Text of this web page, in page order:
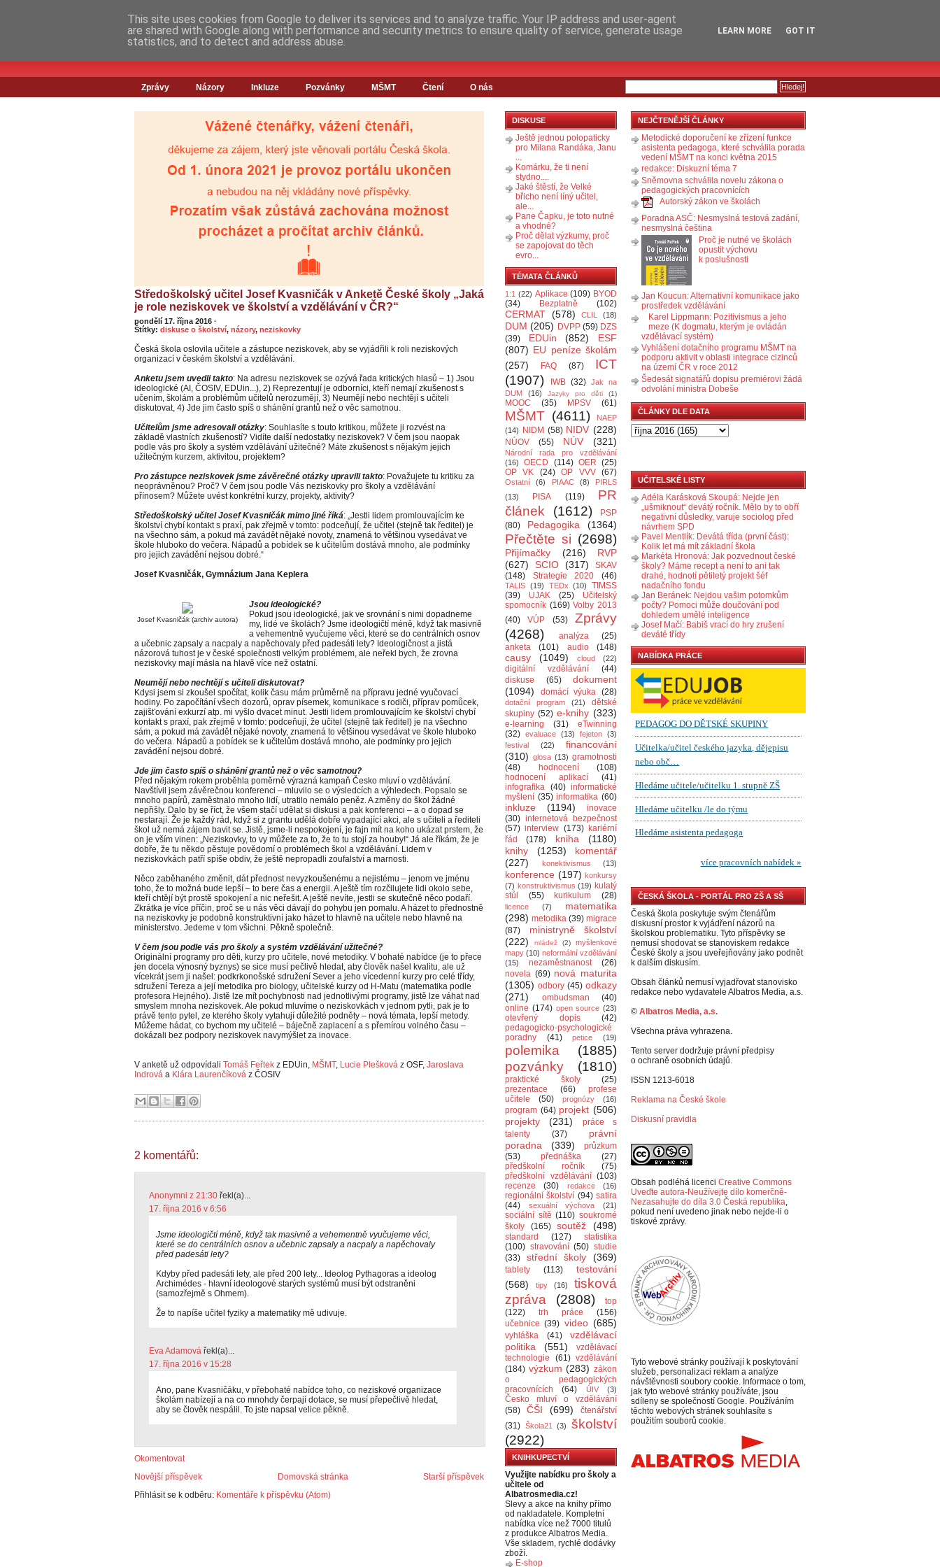
Zprávy Názory Inkluze Pozvánky MŠMT Čtení O nás
Středoškolský učitel Josef Kvasničák v Anketě České školy „Jaká
je role neziskovek ve školství a vzdělávání v ČR?“
pondělí 17. října 2016 ·
Štítky: diskuse o školství, názory, neziskovky
Česká škola oslovila učitele a zástupce neziskovek, aby se vyjádřili k roli neziskových
organizací v českém školství a vzdělávání.
Anketu jsem uvedli takto: Na adresu neziskovek se ozývá řada kritických hlasů – 1) Jsou
ideologické (AI, ČOSIV, EDUin...), 2) Reprezentují je odborníci, kteří nemají zkušenost s
učením, školám a problémům učitelů nerozumějí, 3) Neumějí nebo nechtějí s učiteli
diskutovat, 4) Jde jim často spíš o shánění grantů než o věc samotnou.
Učitelům jsme adresovali otázky: Souhlasíte s touto kritikou, můžete ji rozvést na
základě vlastních zkušeností? Vidíte další nedostatky neziskovek? V čem jsou naopak
podle vás pro školy a systém vzdělávání užitečné? Máte zkušenost s nějakým jejich
užitečným kurzem, aktivitou, projektem?
Pro zástupce neziskovek jsme závěrečné otázky upravili takto: Považujete tu kritiku za
neoprávněnou? Proč? V čem jsou podle Vás neziskovky pro školy a vzdělávání
přínosem? Můžete uvést konkrétní kurzy, projekty, aktivity?
Středoškolský učitel Josef Kvasničák mimo jiné říká: „Jestli lidem promlouvajícím ke
školství chybí kontakt s praxí, pak zřejmě v tomto: podceňují, že učitel (stejně tak ředitel) je
na všechno sám, a pokud má zavádět nějaké novoty, znamená to většinou vysedávat ve
škole hluboko do večera. Nápadů a pobídek se k učitelům dostává mnoho, ale podmínky
pro jejich zavádění nejsou dobré.“
Josef Kvasničák, Gymnázium Jana Keplera
Josef Kvasničák (archiv autora)
Jsou ideologické?
Pokud jsou ideologické, jak ve srovnání s nimi dopadneme
my, lidé ve školách? Jsme ideologičtí méně, když tak masivně
a vehementně vyučujeme věci, které se do centrálních osnov
a učebnic zapsaly a nacpaly a napěchovaly před padesáti lety? Ideologičnost a jistá
názorová tuhost je v české společnosti velkým problémem, ale neřekl bych, že zrovna
neziskovky mají másla na hlavě více než ostatní.
Neumějí nebo nechtějí s učiteli diskutovat?
Kdysi jsem si zkoušel spočítat, kolik času mám průměrně na přípravu jedné vyučovací
hodiny. Po započítání všech dozorů, oprav písemek, komunikace s rodiči, příprav pomůcek,
zajišťování exkurzí atp. mi vyšlo dvacet minut. Jestli lidem promlouvajícím ke školství chybí
kontakt s praxí, pak zřejmě v tomto: podceňují, že učitel (stejně tak ředitel) je na všechno
sám, a pokud má zavádět nějaké novoty, znamená to většinou vysedávat ve škole hluboko
do večera. Nápadů a pobídek se k učitelům dostává mnoho, ale podmínky pro jejich
zavádění nejsou dobré.
Jde jim často spíš o shánění grantů než o věc samotnou?
Před nějakým rokem proběhla poměrně výrazná kampaň Česko mluví o vzdělávání.
Navštívil jsem závěrečnou konferenci – mluvilo se o výsledcích a výhledech. Popsalo se
mnoho papírů, zaměstnalo mnoho lidí, utratilo nemálo peněz. A změny do škol žádné
nepřišly. Dalo by se říct, že všem stačí udělat si diskusi a pak konferenci – a o dopad se
nestarají. Že je každý rád, když si z grantu udělá dobře vypadající akci, ale s učiteli a řediteli
škol už nemá zájem bavit se. Jistě, jsme-li nespokojení, je fajn mít na koho ukázat prstem, že
on je vším vinen: „Neziskovky, to vy můžete za to, že to tu stojí za houby!“ Já ale říkám, že je
dobře, že tu někdo pěstuje povědomí o problémech škol a vzdělávání. Lidem v
neziskovkách patří spíše obdiv, že ještě nepropadli zoufalství a marnosti.
Něco zaběhaného změnit, dát přednost nevyzkoušenému a nejistému – jenom ve jménu
toho, že to možná bude lepší – to bere čas a energii. A ještě tím rozčilujete lidi okolo sebe,
kteří chtějí být prostě spokojení a nic neřešit. A ještě nevíte, jestli se skutečně něco podaří.
Zkrátka je více příčin, proč se u nás věci dávají do pohybu jen pomalu. A házet to přednostně
na neziskovky je podobně konstruktivní jako házet to hlavně na učitele nebo hlavně na
ministerstvo. Jedeme v tom všichni. Pěkně společně.
V čem jsou podle vás pro školy a systém vzdělávání užitečné?
Originální programy pro děti, kurzy pro učitele, nové metodiky. V bohaté nabídce (je to přece
jen docela výnosný byznys) se sice musí pečlivě hledat, aby člověk našel kvalitu, ale už
vícekrát jsem ji našel: podkrkonošské sdružení Sever a jeho vícedenní kurzy pro celé třídy,
sdružení Tereza a její metodika pro biology, učitelské kurzy od H-Matu (matematika podle
profesora Hejného). Jistě lze mít pochybnosti nad jednotlivými programy, jistě lze váhat nad
smyslem mnoha neziskovek. Ale pokud mluvíme o neziskovkách v jednom pytli, pak je to
právě tento pytel, ze kterého školy vytahují důležité podněty – nová témata, lepší metody.
Můžeme hádat, co bychom my učitelé – báječně zaplacení a s přemírou volného času –
dokázali bez podpory neziskovek navymýšlet za inovace.
V anketě už odpovídali Tomáš Feřtek z EDUin, MŠMT, Lucie Plešková z OSF, Jaroslava
Indrová a Klára Laurenčíková z ČOSIV
2 komentářů:
Anonymni z 21:30 řekl(a)...
17. října 2016 v 6:56
Jsme ideologičtí méně, když tak masivně a vehementně vyučujeme věci,
které se do centrálních osnov a učebnic zapsaly a nacpaly a napěchovaly
před padesáti lety?
Kdyby před padesáti lety, ale před 200 lety... Ideolog Pythagoras a ideolog
Archimédes - hlavní ideologové starých systémů musí být odstraněni
(samozřejmě s Ohmem).
Že to napíše učitel fyziky a matematiky mě udivuje.
Eva Adamová řekl(a)...
17. října 2016 v 15:28
Ano, pane Kvasničáku, v přebohaté nabídce toho, co neziskové organizace
školám nabízejí a na co mnohdy čerpají dotace, se musí přepečlivě hledat,
aby se člověk nespálil. To jste napsal velice pěkně.
Okomentovat
Novější příspěvek
Starší příspěvek
Domovská stránka
Přihlásit se k odběru: Komentáře k příspěvku (Atom)
DISKUSE
Ještě jednou polopaticky
pro Milana Randáka, Janu
...
Komárku, že ti není
stydno....
Jaké štěstí, že Velké
břicho není líný učitel,
ale...
Pane Čapku, je toto nutné
a vhodné?
Proč dělat výzkumy, proč
se zapojovat do těch
evro...
TÉMATA ČLÁNKŮ
1:1 (22) Aplikace (109) BYOD
(34)
Bezplatně (102)
CERMAT (578) CLIL (18)
DUM (205) DVPP (59) DZS
(39)
EDUin (852)
ESF
(807) EU peníze školám
(257)
FAQ (87)
ICT
(1907)
IWB (32) Jak na
DUM
(16) Jazyky pro děti (1)
MOOC (35) MPSV (61)
MŠMT (4611)
NAEP
(14)
NIDM (58) NIDV (228)
NÚOV (55) NÚV (321)
Národní rada pro vzdělávání
(16)
OECD (114) OER (25)
OP VK
(24) OP VVV (67)
Ostatní (6) PIAAC (8)
PIRLS
(13)
PISA (119)
PR
článek
(1612)
PSP
(80)
Pedagogika (1364)
Přečtěte si (2698)
Přijímačky (216)
RVP
(627)
SCIO (317)
SKAV
(148)
Strategie 2020 (46)
TALIS (19) TEDx (10)
TIMSS
(39)
UJAK (25)
Učitelský
spomocník (169) Volby 2013
(40)
VÚP (53)
Zprávy
(4268)
analýza
(25)
anketa
(101) audio (148)
causy (1049) cloud (22)
digitální vzdělávání
(44)
diskuse
(65)
dokument
(1094)
domácí výuka (28)
dotační program (21)
dětské
skupiny (52) e-knihy (323)
e-learning (31)
eTwinning
(32) evaluace (13) fejeton (3)
festival
(22)
financování
(310) glosa (13) gramotnosti
(48)
hodnocení
(108)
hodnocení aplikací
(41)
infografika (40) informatické
myšlení (35) informatika (60)
inkluze (1194)
inovace
(30) internetová bezpečnost
(57) interview (173) kariérní
řád
(178) kniha
(1180)
knihy
(1253)
komentář
(227)
konektivismus (13)
konference (197) konkursy
(7) konstruktivismus (19) kulatý
stůl
(55) kurikulum (28)
licence (7)
matematika
(298) metodika (39) migrace
(87)
ministryně školství
(222)
mládež (2)
myšlenkové
mapy (10) neformální vzdělávání
(15)
nezaměstnanost
(26)
novela (69) nová maturita
(1305) odbory (45) odkazy
(271)
ombudsman
(40)
online (174) open source (23)
otevřený dopis
(42)
pedagogicko-psychologické
poradny
(41) petice (19)
polemika
(1885)
pozvánky
(1810)
praktické školy
(25)
prezentace
(66)
profese
učitele
(50) prognózy (16)
program (64) projekt (506)
projekty
(231)
práce s
talenty
(37)
právní
poradna
(339)
průzkum
(53)
přednáška
(27)
předškolní ročník
(75)
předškolní vzdělávání (103)
recenze
(30) redakce (16)
regionální školství (94) satira
(44)
sexuální výchova (21)
sociální sítě (110) soukromé
školy
(165) soutěž (498)
standard (127)
statistika
(100) stravování (50) studie
(33)
střední školy (369)
tablety (113)
testování
(568)
tipy (16)
tisková
zpráva
(2808)
top
(122)
trh práce
(156)
učebnice (39) video (685)
vyhláška (41)
vzdělávací
politika
(551)
vzdělávací
technologie
(61) vzdělávání
(184) výzkum (283) zákon
o pedagogických
pracovnících
(64) ÚIV (3)
Česko mluví o vzdělávání
(58)
ČŠI (699)
čtenářství
(31) Škola21 (3)
školství
(2922)
KNIHKUPECTVÍ
Využijte nabídku pro školy a
učitele od
Albatrosmedia.cz!
Slevy a akce na knihy přímo
od nakladatele. Kompletní
nabídka více než 7000 titulů
z produkce Albatros Media.
Vše skladem, rychlé dodávky
zboží.
E-shop
NEJČTENĚJŠÍ ČLÁNKY
Metodické doporučení ke zřízení funkce
asistenta pedagoga, které schválila porada
vedení MŠMT na konci května 2015
redakce: Diskuzní téma 7
Sněmovna schválila novelu zákona o
pedagogických pracovnících
Autorský zákon ve školách
Poradna ASČ: Nesmyslná testová zadání,
nesmyslná čeština
Proč je nutné ve školách
opustit výchovu
k poslušnosti
Jan Koucun: Alternativní komunikace jako
prostředek vzdělávání
Karel Lippmann: Pozitivismus a jeho
meze (K dogmatu, kterým je ovládán
vzdělávací systém)
Vyhlášení dotačního programu MŠMT na
podporu aktivit v oblasti integrace cizinců
na území ČR v roce 2012
Šedesát signatářů dopisu premiérovi žádá
odvolání ministra Dobeše
ČLÁNKY DLE DATA
UČITELSKÉ LISTY
Adéla Karásková Skoupá: Nejde jen
„ušmiknout“ devátý ročník. Mělo by to obří
negativní důsledky, varuje sociolog před
návrhem SPD
Pavel Mentlík: Devátá třída (první část):
Kolik let má mít základní škola
Markéta Hronová: Jak pozvednout české
školy? Máme recept a není to ani tak
drahé, hodnotí pětiletý projekt šéf
nadačního fondu
Jan Beránek: Nejdou vašim potomkům
počty? Pomoci může doučování pod
dohledem umělé inteligence
Josef Mačí: Babiš vrací do hry zrušení
deváté třídy
NABÍDKA PRÁCE
ČESKÁ ŠKOLA - PORTÁL PRO ZŠ A SŠ
Česká škola poskytuje svým čtenářům
diskusní prostor k vyjádření názorů na
školskou problematiku. Tyto příspěvky se
nemusí shodovat se stanoviskem redakce
České školy a jsou uveřejňovány jako podnět
k dalším diskusím.
Obsah článků nemusí vyjadřovat stanovisko
redakce nebo vydavatele Albatros Media, a.s.
© Albatros Media, a.s.
Všechna práva vyhrazena.
Tento server dodržuje právní předpisy
o ochraně osobních údajů.
ISSN 1213-6018
Reklama na České škole
Diskusní pravidla
Obsah podléhá licenci Creative Commons
Uveďte autora-Neužívejte dílo komerčně-
Nezasahujte do díla 3.0 Česká republika,
pokud není uvedeno jinak nebo nejde-li o
tiskové zprávy.
Tyto webové stránky používají k poskytování
služeb, personalizaci reklam a analýze
návštěvnosti soubory cookie. Informace o tom,
jak tyto webové stránky používáte, jsou
sdíleny se společností Google. Používáním
těchto webových stránek souhlasíte s
použitím souborů cookie.
This site uses cookies from Google to deliver its services and to analyze traffic. Your IP address and user-agent
are shared with Google along with performance and security metrics to ensure quality of service, generate usage
statistics, and to detect and address abuse.
LEARN MORE GOT IT